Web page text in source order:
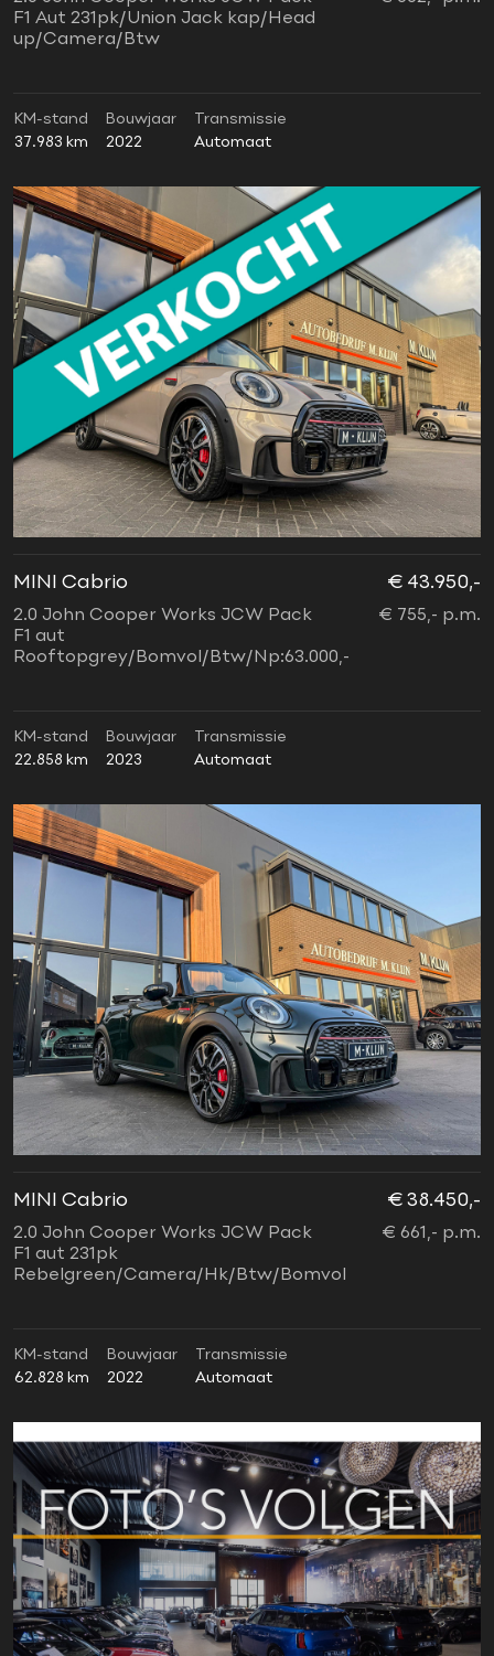
F1 Aut 231pk/Union Jack kap/Head
up/Camera/Btw
KM-stand
37.983 km
Bouwjaar
2022
Transmissie
Automaat
MINI Cabrio
2.0 John Cooper Works JCW Pack
F1 aut
Rooftopgrey/Bomvol/Btw/Np:63.000,-
€ 43.950,-
€ 755,- p.m.
KM-stand
22.858 km
Bouwjaar
2023
Transmissie
Automaat
MINI Cabrio
2.0 John Cooper Works JCW Pack
F1 aut 231pk
Rebelgreen/Camera/Hk/Btw/Bomvol
€ 38.450,-
€ 661,- p.m.
KM-stand
62.828 km
Bouwjaar
2022
Transmissie
Automaat